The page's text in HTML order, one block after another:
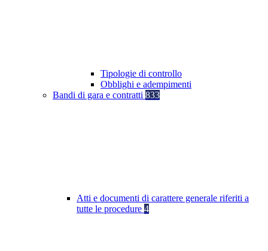
Tipologie di controllo
Obblighi e adempimenti
Bandi di gara e contratti 833
Atti e documenti di carattere generale riferiti a
tutte le procedure 4